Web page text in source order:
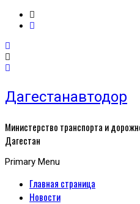
Дагестанавтодор
Министерство транспорта и
Дагестан
Primary Menu
Главная страница
Новости